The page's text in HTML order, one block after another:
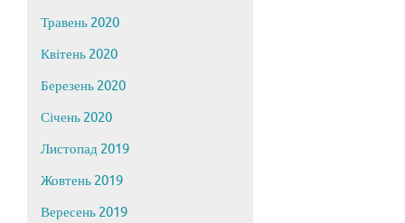
Травень 2020
Квітень 2020
Березень 2020
Січень 2020
Листопад 2019
Жовтень 2019
Вересень 2019